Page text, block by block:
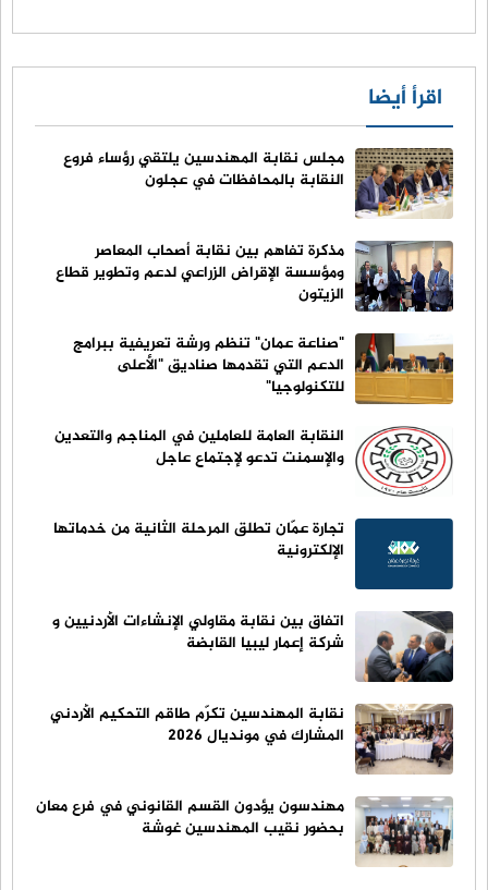
اقرأ أيضا
مجلس نقابة المهندسين يلتقي رؤساء فروع
النقابة بالمحافظات في عجلون
مذكرة تفاهم بين نقابة أصحاب المعاصر
ومؤسسة الإقراض الزراعي لدعم وتطوير قطاع
الزيتون
"صناعة عمان" تنظم ورشة تعريفية ببرامج
الدعم التي تقدمها صناديق "الأعلى
للتكنولوجيا"
النقابة العامة للعاملين في المناجم والتعدين
والإسمنت تدعو لإجتماع عاجل
تجارة عمّان تطلق المرحلة الثانية من خدماتها
الإلكترونية
اتفاق بين نقابة مقاولي الإنشاءات الأردنيين و
شركة إعمار ليبيا القابضة
نقابة المهندسين تكرّم طاقم التحكيم الأردني
المشارك في مونديال 2026
مهندسون يؤدون القسم القانوني في فرع معان
بحضور نقيب المهندسين غوشة